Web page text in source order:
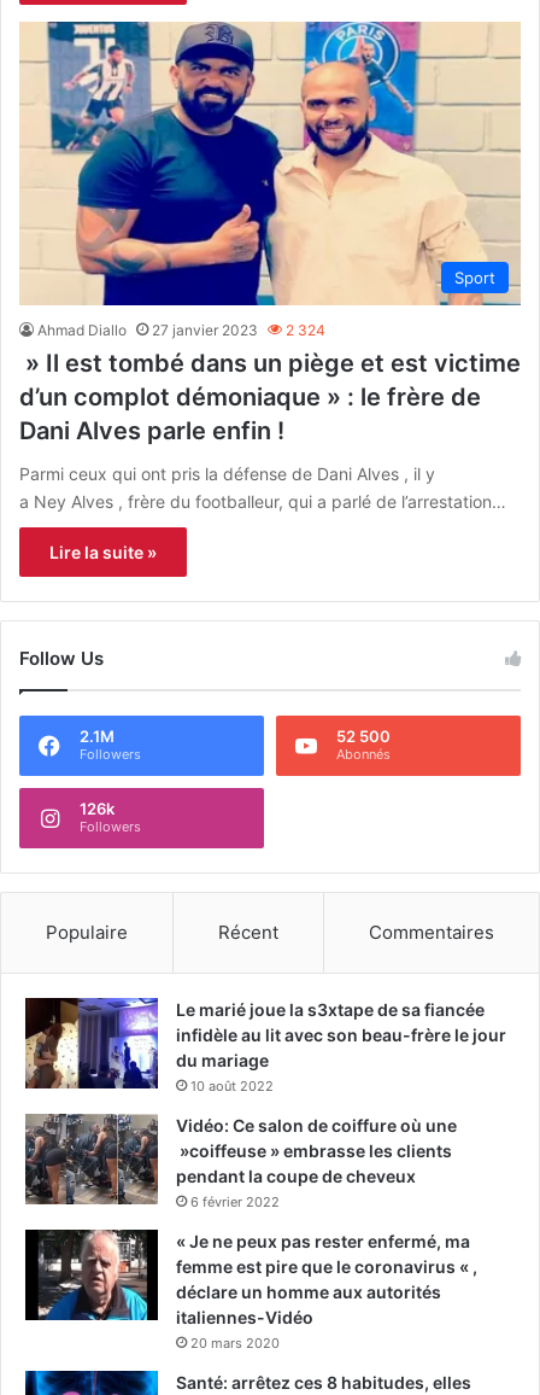
Sport
Ahmad Diallo 27 janvier 2023 2 324
» Il est tombé dans un piège et est victime
d’un complot démoniaque » : le frère de
Dani Alves parle enfin !
Parmi ceux qui ont pris la défense de Dani Alves , il y
a Ney Alves , frère du footballeur, qui a parlé de l’arrestation…
Lire la suite »
Follow Us
2.1M
Followers
52 500
Abonnés
126k
Followers
Populaire Récent Commentaires
Le marié joue la s3xtape de sa fiancée
infidèle au lit avec son beau-frère le jour
du mariage
10 août 2022
Vidéo: Ce salon de coiffure où une
»coiffeuse » embrasse les clients
pendant la coupe de cheveux
6 février 2022
« Je ne peux pas rester enfermé, ma
femme est pire que le coronavirus « ,
déclare un homme aux autorités
italiennes-Vidéo
20 mars 2020
Santé: arrêtez ces 8 habitudes, elles